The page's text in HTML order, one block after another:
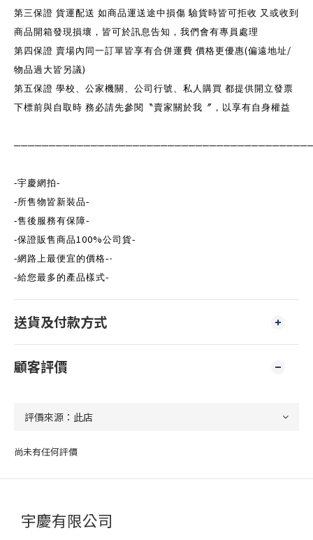
第三保證 貨運配送 如商品運送途中損傷 驗貨時皆可拒收 又或收到
商品開箱發現損壞，皆可於訊息告知，我們會有專員處理
第四保證 賣場內同一訂單皆享有合併運費 價格更優惠(偏遠地址 /
物品過大皆另議)
第五保證 學校、公家機關、公司行號、私人購買 都提供開立發票
下標前與自取時 務必請先參閱〝賣家關於我〞，以享有自身權益
-宇慶網拍-
-所售物皆新裝品-
-售後服務有保障-
-保證販售商品100%公司貨-
-網路上最便宜的價格- ‧
-給您最多的產品樣式-
送貨及付款方式
顧客評價
尚未有任何評價
宇慶有限公司